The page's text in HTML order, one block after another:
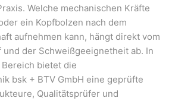
Welche mechanischen Kräfte
ein Kopfbolzen nach dem
aufnehmen kann, hängt direkt vom
der Schweißgeeignetheit ab. In
bietet die
bsk + BTV GmbH eine geprüfte
Qualitätsprüfer und